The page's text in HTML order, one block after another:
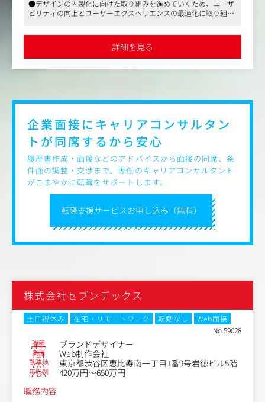
＜プロジェクト例＞
国内最大級イベントのPRクリエイティブ企画・ディレクシ
・ユーザーのニーズやビジネス要件に基づいてUX/UI設計
・UX/UIのフィードバックを通じてデザインを改善し製品
・各種デザイン進行管理、リソースやツール管理、調整
・マーケティングや営業など他部署と連携した施策立案、
管理)
■業務ツール
・Backlog、Redmine
・Chatwork、Google drive
※その他必要なツールは相談の上使用可能
※雇入れ直後：上記所属にて会社指定及び付随する業務
※変更の範囲：会社の定める業務
●デザインの内製化に向けた取り組みを進めていくため、ユーザ
ビリティの向上とユーザーエクスペリエンスの最適化に取り組ん
詳細を見る
転職支援サービスお申し込み（無料）
企業面接にキャリアコンサルタン
トが同席するから安心
履歴書作成・面接などのアドバイスから面接の同席、条
件面の調整・交渉まで。専任のキャリアコンサルタント
がこまやかに転職をサポートします。
株式会社セブンデックス
土日祝休み 在宅・リモートワーク 転勤なし
Web面接
No.59028
職種 ブランドデザイナー
業種 Web制作会社
勤務地 東京都渋谷区恵比寿南一丁目1番9号岩徳ビル5階
年収例
420万円～650万円
職務内容